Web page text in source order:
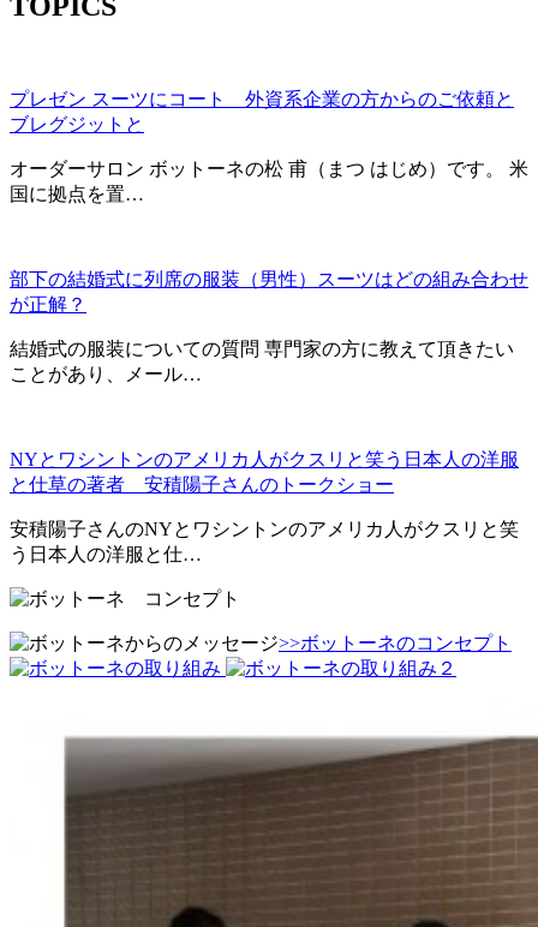
プレゼン スーツにコート 外資系企業の方からのご依頼と
ブレグジットと
オーダーサロン ボットーネの松 甫（まつ はじめ）です。 米
国に拠点を置…
部下の結婚式に列席の服装（男性）スーツはどの組み合わせ
が正解？
結婚式の服装についての質問 専門家の方に教えて頂きたい
ことがあり、メール…
NYとワシントンのアメリカ人がクスリと笑う日本人の洋服
と仕草の著者 安積陽子さんのトークショー
安積陽子さんのNYとワシントンのアメリカ人がクスリと笑
う日本人の洋服と仕…
>>ボットーネのコンセプト